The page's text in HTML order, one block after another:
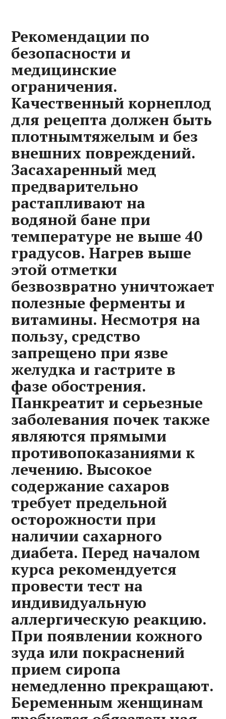
Рекомендации по
безопасности и
медицинские
ограничения.
Качественный корнеплод
для рецепта должен быть
плотнымтяжелым и без
внешних повреждений.
Засахаренный мед
предварительно
растапливают на
водяной бане при
температуре не выше 40
градусов. Нагрев выше
этой отметки
безвозвратно уничтожает
полезные ферменты и
витамины. Несмотря на
пользу, средство
запрещено при язве
желудка и гастрите в
фазе обострения.
Панкреатит и серьезные
заболевания почек также
являются прямыми
противопоказаниями к
лечению. Высокое
содержание сахаров
требует предельной
осторожности при
наличии сахарного
диабета. Перед началом
курса рекомендуется
провести тест на
индивидуальную
аллергическую реакцию.
При появлении кожного
зуда или покраснений
прием сиропа
немедленно прекращают.
Беременным женщинам